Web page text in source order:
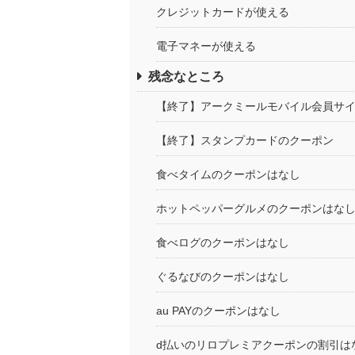
クレジットカードが使える
電子マネーが使える
残念なところ
【終了】アークミールモバイル会員サ
【終了】スタンプカードのクーポン
食べタイムのクーポンはなし
ホットペッパーグルメのクーポンはなし
食べログのクーポンはなし
ぐるなびのクーポンはなし
au PAYのクーポンはなし
d払いのリロプレミアクーポンの割引は